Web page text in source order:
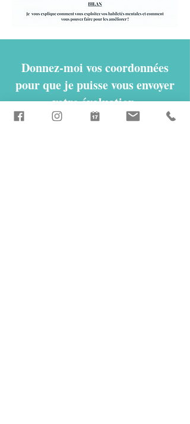
Donnez-moi vos coordonnées
pour que je puisse vous envoyer
votre évaluation.